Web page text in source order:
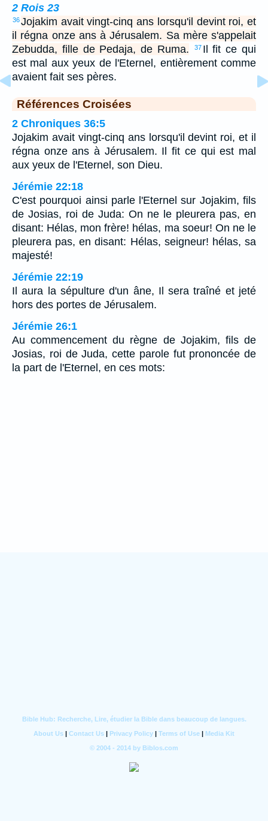
2 Rois 23
36Jojakim avait vingt-cinq ans lorsqu'il devint roi, et
il régna onze ans à Jérusalem. Sa mère s'appelait
Zebudda, fille de Pedaja, de Ruma.
37 Il fit ce qui
est mal aux yeux de l'Eternel, entièrement comme
avaient fait ses pères.
Références Croisées
2 Chroniques 36:5
Jojakim avait vingt-cinq ans lorsqu'il devint roi, et il
régna onze ans à Jérusalem. Il fit ce qui est mal
aux yeux de l'Eternel, son Dieu.
Jérémie 22:18
C'est pourquoi ainsi parle l'Eternel sur Jojakim, fils
de Josias, roi de Juda: On ne le pleurera pas, en
disant: Hélas, mon frère! hélas, ma soeur! On ne le
pleurera pas, en disant: Hélas, seigneur! hélas, sa
majesté!
Jérémie 22:19
Il aura la sépulture d'un âne, Il sera traîné et jeté
hors des portes de Jérusalem.
Jérémie 26:1
Au commencement du règne de Jojakim, fils de
Josias, roi de Juda, cette parole fut prononcée de
la part de l'Eternel, en ces mots: